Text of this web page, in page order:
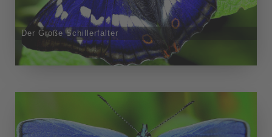
Der Große Schillerfalter